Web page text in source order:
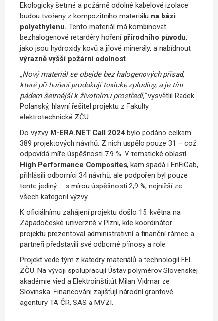
Ekologicky šetrné a požárně odolné kabelové izolace
budou tvořeny z kompozitního materiálu na bázi
polyethylenu. Tento materiál má kombinovat
bezhalogenové retardéry hoření přírodního původu,
jako jsou hydroxidy kovů a jílové minerály, a nabídnout
výrazně vyšší požární odolnost.
„Nový materiál se obejde bez halogenových přísad,
které při hoření produkují toxické zplodiny, a je tím
pádem šetrnější k životnímu prostředí,“vysvětlil Radek
Polanský, hlavní řešitel projektu z Fakulty
elektrotechnické ZČU.
Do výzvy M-ERA.NET Call 2024 bylo podáno celkem
389 projektových návrhů. Z nich uspělo pouze 31 – což
odpovídá míře úspěšnosti 7,9 %. V tematické oblasti
High Performance Composites, kam spadá i EnFiCab,
přihlásili odborníci 34 návrhů, ale podpořen byl pouze
tento jediný – s mírou úspěšnosti 2,9 %, nejnižší ze
všech kategorií výzvy.
K oficiálnímu zahájení projektu došlo 15. května na
Západočeské univerzitě v Plzni, kde koordinátor
projektu prezentoval administrativní a finanční rámec a
partneři představili své odborné přínosy a role.
Projekt vede tým z katedry materiálů a technologií FEL
ZČU. Na vývoji spolupracují Ústav polymérov Slovenskej
akadémie vied a Elektroinštitút Milan Vidmar ze
Slovinska. Financování zajišťují národní grantové
agentury TA ČR, SAS a MVZI.